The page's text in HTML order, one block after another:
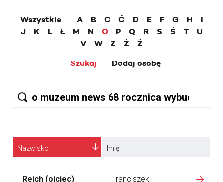
Wszystkie A B C Ć D E F G H
I
J
K L Ł M N O P Q R S Ś T
U
V
W Z Ż
Ź
Szukaj
Dodaj osobę
Nazwisko Imię
Reich (ojciec) Franciszek